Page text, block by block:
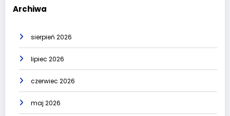
Archiwa
sierpień 2026
lipiec 2026
czerwiec 2026
maj 2026